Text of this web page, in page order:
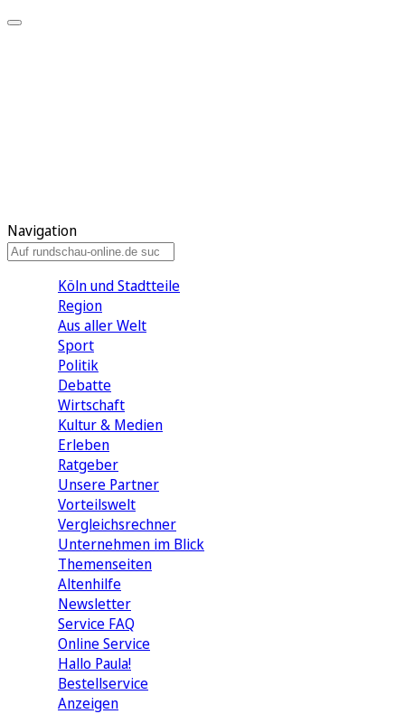
Navigation
Köln und Stadtteile
Region
Aus aller Welt
Sport
Politik
Debatte
Wirtschaft
Kultur & Medien
Erleben
Ratgeber
Unsere Partner
Vorteilswelt
Vergleichsrechner
Unternehmen im Blick
Themenseiten
Altenhilfe
Newsletter
Service FAQ
Online Service
Hallo Paula!
Bestellservice
Anzeigen